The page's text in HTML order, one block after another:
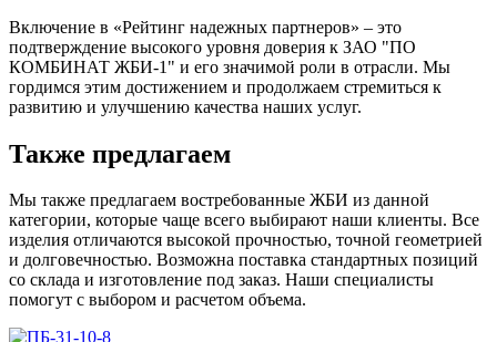
Включение в «Рейтинг надежных партнеров» – это
подтверждение высокого уровня доверия к ЗАО "ПО
КОМБИНАТ ЖБИ-1" и его значимой роли в отрасли. Мы
гордимся этим достижением и продолжаем стремиться к
развитию и улучшению качества наших услуг.
Также предлагаем
Мы также предлагаем востребованные ЖБИ из данной
категории, которые чаще всего выбирают наши клиенты. Все
изделия отличаются высокой прочностью, точной геометрией
и долговечностью. Возможна поставка стандартных позиций
со склада и изготовление под заказ. Наши специалисты
помогут с выбором и расчетом объема.